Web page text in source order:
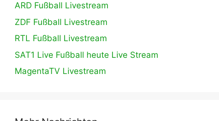
ARD Fußball Livestream
ZDF Fußball Livestream
RTL Fußball Livestream
SAT1 Live Fußball heute Live Stream
MagentaTV Livestream